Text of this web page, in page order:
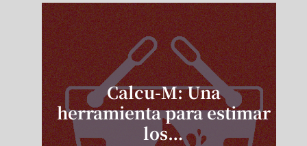
Calcu-M: Una
herramienta para estimar
los…